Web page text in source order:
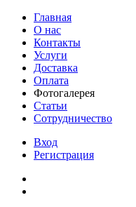
Главная
О нас
Контакты
Услуги
Доставка
Оплата
Фотогалерея
Статьи
Сотрудничество
Вход
Регистрация